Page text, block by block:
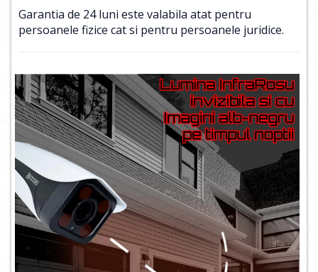
Garantia de 24 luni este valabila atat pentru
persoanele fizice cat si pentru persoanele juridice.